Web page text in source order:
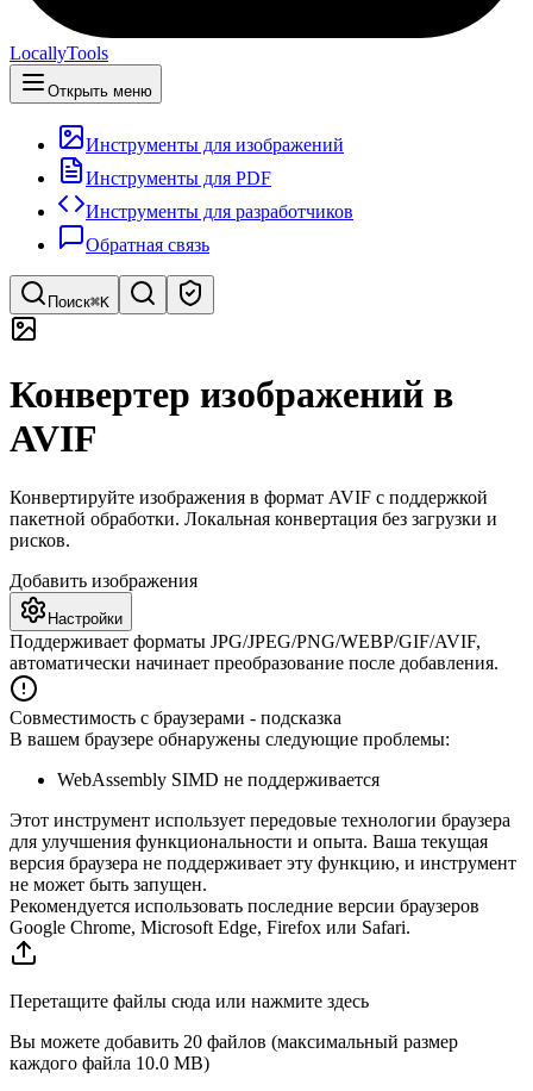
LocallyTools
Открыть меню
Инструменты для изображений
Инструменты для PDF
Инструменты для разработчиков
Обратная связь
Поиск⌘K
Быстрый поиск инструментов
Конвертер изображений в
AVIF
Конвертируйте изображения в формат AVIF с поддержкой
пакетной обработки. Локальная конвертация без загрузки и
рисков.
Добавить изображения
Настройки
Поддерживает форматы JPG/JPEG/PNG/WEBP/GIF/AVIF,
автоматически начинает преобразование после добавления.
Совместимость с браузерами - подсказка
В вашем браузере обнаружены следующие проблемы:
WebAssembly SIMD не поддерживается
Этот инструмент использует передовые технологии браузера
для улучшения функциональности и опыта. Ваша текущая
версия браузера не поддерживает эту функцию, и инструмент
не может быть запущен.
Рекомендуется использовать последние версии браузеров
Google Chrome, Microsoft Edge, Firefox или Safari.
Перетащите файлы сюда или нажмите здесь
Вы можете добавить 20 файлов (максимальный размер
каждого файла 10.0 MB)